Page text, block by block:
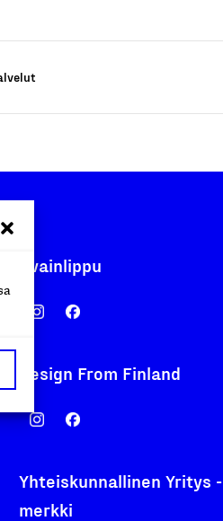
Avainlippu
Design From Finland
Yhteiskunnallinen Yritys -
merkki